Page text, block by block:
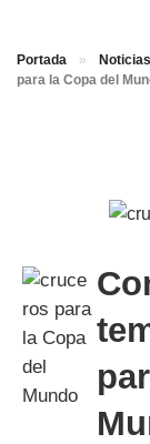
Portada » Noticias
para la Copa del